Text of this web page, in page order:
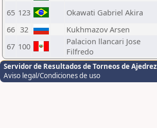
65 123 Okawati Gabriel Akira
66 32 Kukhmazov Arsen
67 100
Palacion llancari Jose
Filfredo
Servidor de Resultados de Torneos de Ajedrez
Aviso legal/Condiciones de uso